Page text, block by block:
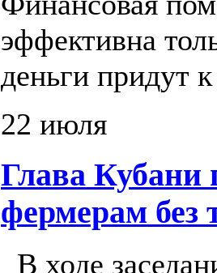
эффективна
деньги придут
22 июля
Глава Кубани
фермерам без
В ходе